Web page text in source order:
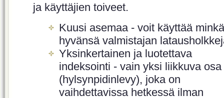
ja käyttäjien toiveet.
Kuusi asemaa - voit käyttää minkä
hyvänsä valmistajan
Yksinkertainen ja luotettava
indeksointi - vain yksi liikkuva osa
(hylsynpidinlevy), joka on
vaihdettavissa hetkessä ilman